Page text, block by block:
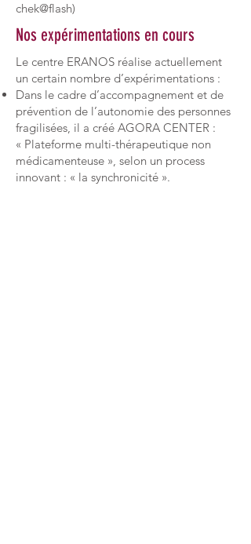
chek@flash)
Nos expérimentations en cours
Le centre ERANOS réalise actuellement
un certain nombre d’expérimentations :
Dans le cadre d’accompagnement et de
prévention de l’autonomie des personnes
fragilisées, il a créé AGORA CENTER :
« Plateforme multi-thérapeutique non
médicamenteuse », selon un process
innovant : « la synchronicité ».